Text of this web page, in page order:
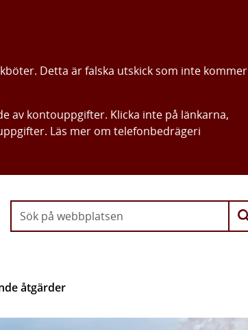
Detta är falska utskick som inte kommer
av kontouppgifter. Klicka inte på länkarna,
Läs mer om telefonbedrägeri
åtgärder